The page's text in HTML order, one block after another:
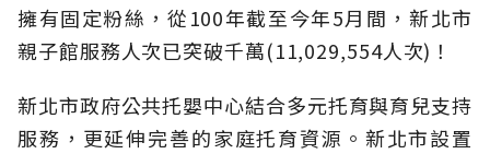
擁有固定粉絲，從100年截至今年5月間，新北市
親子館服務人次已突破千萬(11,029,554人次)！
新北市政府公共托嬰中心結合多元托育與育兒支持
服務，更延伸完善的家庭托育資源。新北市設置